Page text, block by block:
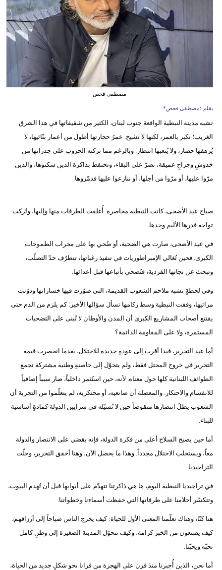
وسفر
ديكور
إعلام
علوم
وتكنولوجيا
بيئة
أبراج
سيارات
مصطفى فحص
بقلم ؛مصطفى فحص*
تشبه مدينة النبطية الواقعة جنوب لبنان، الكثير من شقيقاتها في هذا الشرق
الغريب؛ تكبر بالعمر، لكنها لا تشيخ. عمرُ حجارتها أطول من أعمار بنّائيها، لا
يُرهقها حصار، ولا يُتعبها انتظار. وبالرغم مما تركته الحروب على جدرانها من
خدوشٍ وجراحٍ عميقة، تصرّ على البقاء، وتحتفظ بذاكرة الذين سكنوها، والذين
مرّوا عليها، أو مرّوا من أجلها، أو تنازعوا عليها فدمّروها.
صباح عيد الأضحى، كانت النبطية محاصرة. أُغلقت الطرقات منها وإليها، وتُركت
تواجه قدرها الأليم وحدها.
في عيد الأضحى، صارت هي الضحية، أو ضُحي بها على محراب الطموحات
الكبرى. فحين تُغالي الإمبراطوريات في تنفيذ رغباتها، تتطرّف حدّ التصلّب،
وتبحث عن نجاتها الفردية، فتُضحي بأتباعها قبل أعدائها.
وفي لحظةٍ تشبه ملاحم الشعوب القديمة، التي صوّرت فيها خساراتها ودوّنت
مراثيها، وقفت النبطية وسط ركامها تسأل سؤالها الأخير: كم يلزم من الدم حتى
يقتنع أصحاب المشاريع الكبرى أن المدن والأوطان لا تُبنى على التضحيات
المستمرة، ولا على المقاومة الدائمة؟
أما عيد التحرير، فبدا أقرب إلى عودةٍ جديدة للاحتلال، بعدما انحصرت قيمة
التحرير في خروج المحتل فقط، ولم يتحوّل إلى حاضنةٍ وطنية مشتركة تجمع
الطوائف اللبنانية كلها حول معناه. لأنه، حين استُثمر داخلياً، صار سبباً إضافياً
للانقسام والاحتكار. والمعضلة أن صانعيه، أو محتكريه، لم يتعلّموا من التجربة أن
الشعوب يظلّ انتصارها منقوصاً حين لا تُسيّله في شرايين الدولة كمادةٍ أساسية
للبناء.
أما حين يصبح السلاح أعلى من فكرة الدولة، فإنه يقضي على الانتصار والدولة
معاً، ويستجلب الاحتلال مجدداً. وهذا ما يحصل الآن، وهنا أخفق التحرير، وحلّت
التراجيديا.
في تراجيديا النبطية اليوم، ها هي ذاكرتنا تتهدّم على أبوابها قبل أن تُهدم البيوت،
وتتكسّر أحلامنا على طرقاتها التي حفظت أسماءنا وخطواتنا.
هنا كنّا، وهناك تعلّمنا المعنى الأول للحياة: كيف يخرج الناس صباحاً إلى أرزاقهم،
كيف يصنعون من الخبز كرامة، وكيف تتحوّل المدينة الصغيرة إلى وطنٍ كامل
نحبّه ويحبّنا.
أما نحن، الذين أُجبرنا منذ قرن على الهجرة من قرانا نحو شكلٍ جديد من الحياة،